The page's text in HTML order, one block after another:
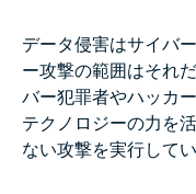
データ侵害はサイバ
ー攻撃の範囲はそれ
バー犯罪者やハッカ
テクノロジーの力を
ない攻撃を実行してい